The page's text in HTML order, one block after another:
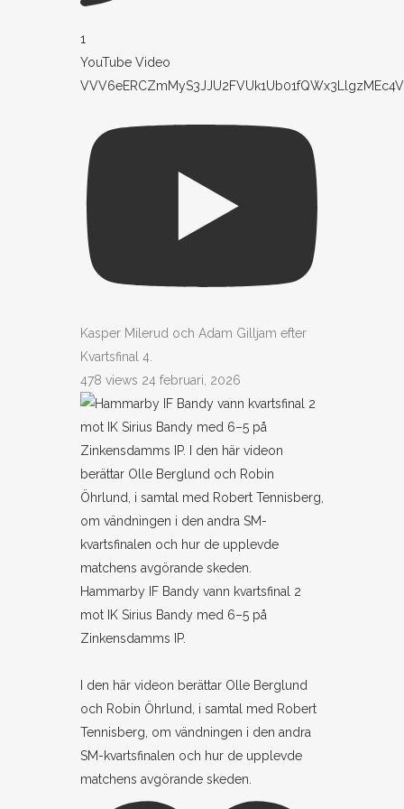
1
YouTube Video
Kasper Milerud och Adam Gilljam efter
Kvartsfinal 4.
478 views 24 februari, 2026
Hammarby IF Bandy vann kvartsfinal 2
mot IK Sirius Bandy med 6–5 på
Zinkensdamms IP.
I den här videon berättar Olle Berglund
och Robin Öhrlund, i samtal med Robert
Tennisberg, om vändningen i den andra
SM-kvartsfinalen och hur de upplevde
matchens avgörande skeden.